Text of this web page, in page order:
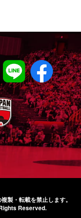
複製・転載を禁止します。
Reserved.